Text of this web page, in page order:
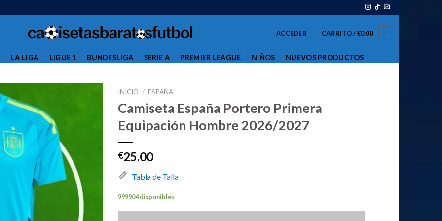
ACCEDER CARRITO /€0.00 0
LA LIGA LIGUE 1 BUNDESLIGA SERIE A PREMIER LEAGUE NIÑOS NUEVOS PRODUCTOS
INICIO / ESPAÑA
Camiseta España Portero Primera
Equipación Hombre 2026/2027
€25.00
Tabla de Talla
999904 disponibles